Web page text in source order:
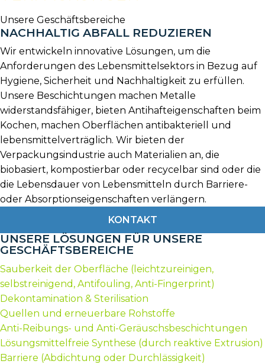
Unsere Geschäftsbereiche
NACHHALTIG ABFALL REDUZIEREN
Wir entwickeln innovative Lösungen, um die
Anforderungen des Lebensmittelsektors in Bezug auf
Hygiene, Sicherheit und Nachhaltigkeit zu erfüllen.
Unsere Beschichtungen machen Metalle
widerstandsfähiger, bieten Antihafteigenschaften beim
Kochen, machen Oberflächen antibakteriell und
lebensmittelverträglich. Wir bieten der
Verpackungsindustrie auch Materialien an, die
biobasiert, kompostierbar oder recycelbar sind oder die
die Lebensdauer von Lebensmitteln durch Barriere-
oder Absorptionseigenschaften verlängern.
KONTAKT
UNSERE LÖSUNGEN FÜR UNSERE
GESCHÄFTSBEREICHE
Sauberkeit der Oberfläche (leichtzureinigen,
selbstreinigend, Antifouling, Anti-Fingerprint)
Dekontamination & Sterilisation
Quellen und erneuerbare Rohstoffe
Anti-Reibungs- und Anti-Geräuschsbeschichtungen
Lösungsmittelfreie Synthese (durch reaktive Extrusion)
Barriere (Abdichtung oder Durchlässigkeit)